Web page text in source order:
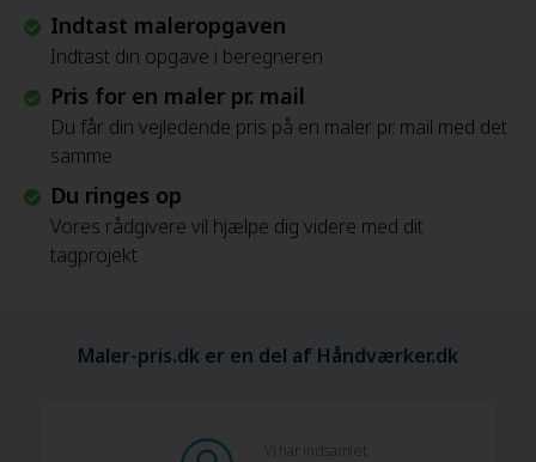
Indtast maleropgaven
Indtast din opgave i beregneren
Pris for en maler pr. mail
Du får din vejledende pris på en maler pr. mail med det
samme
Du ringes op
Vores rådgivere vil hjælpe dig videre med dit
tagprojekt
Maler-pris.dk er en del af Håndværker.dk
Vi har indsamlet